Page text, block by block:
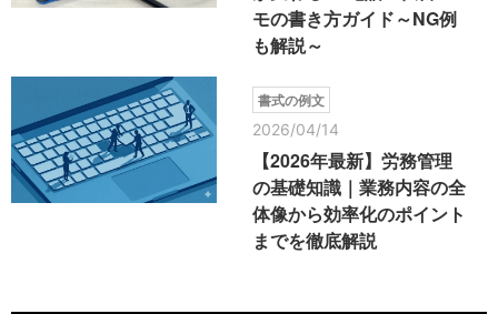
モの書き方ガイド～NG例
も解説～
書式の例文
2026/04/14
【2026年最新】労務管理
の基礎知識｜業務内容の全
体像から効率化のポイント
までを徹底解説